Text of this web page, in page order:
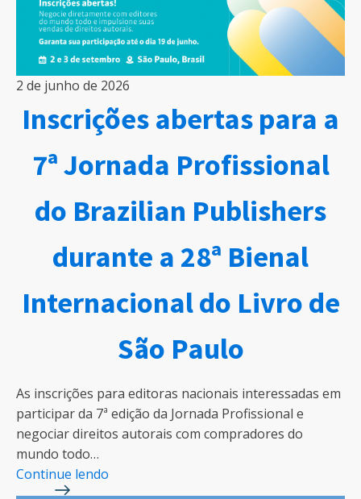
2 de junho de 2026
Inscrições abertas para a
7ª Jornada Profissional
do Brazilian Publishers
durante a 28ª Bienal
Internacional do Livro de
São Paulo
As inscrições para editoras nacionais interessadas em
participar da 7ª edição da Jornada Profissional e
negociar direitos autorais com compradores do
mundo todo…
Continue lendo